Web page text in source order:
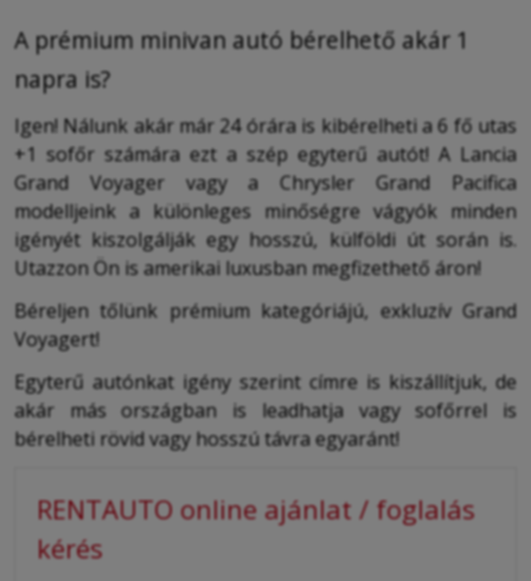
A prémium minivan autó bérelhető akár 1
napra is?
Igen! Nálunk akár már 24 órára is kibérelheti a 6 fő utas
+1 sofőr számára ezt a szép egyterű autót! A Lancia
Grand Voyager vagy a Chrysler Grand Pacifica
modelljeink a különleges minőségre vágyók minden
igényét kiszolgálják egy hosszú, külföldi út során is.
Utazzon Ön is amerikai luxusban megfizethető áron!
Béreljen tőlünk prémium kategóriájú, exkluzív Grand
Voyagert!
Egyterű autónkat igény szerint címre is kiszállítjuk, de
akár más országban is leadhatja vagy sofőrrel is
bérelheti rövid vagy hosszú távra egyaránt!
RENTAUTO online ajánlat / foglalás
kérés